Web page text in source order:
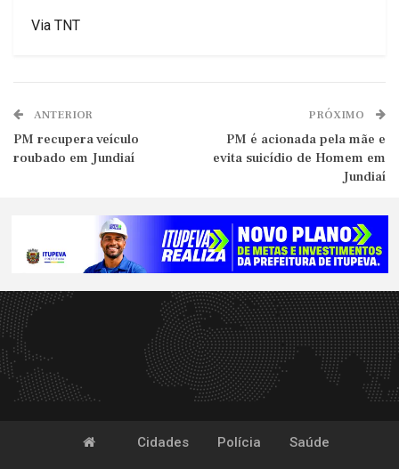
Via TNT
ANTERIOR
PM recupera veículo
roubado em Jundiaí
PRÓXIMO
PM é acionada pela mãe e
evita suicídio de Homem em
Jundiaí
Cidades Polícia Saúde